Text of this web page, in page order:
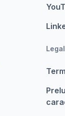
Legal